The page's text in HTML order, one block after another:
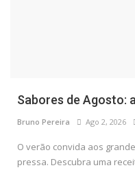
Sabores de Agosto:
Bruno Pereira Ago 2, 2026
O verão convida aos
pressa. Descubra uma